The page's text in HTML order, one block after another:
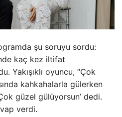
şu soruyu sordu:
kaç kez iltifat
Yakışıklı oyuncu, “Çok
kahkahalarla gülerken
güzel gülüyorsun’ dedi.
verdi.